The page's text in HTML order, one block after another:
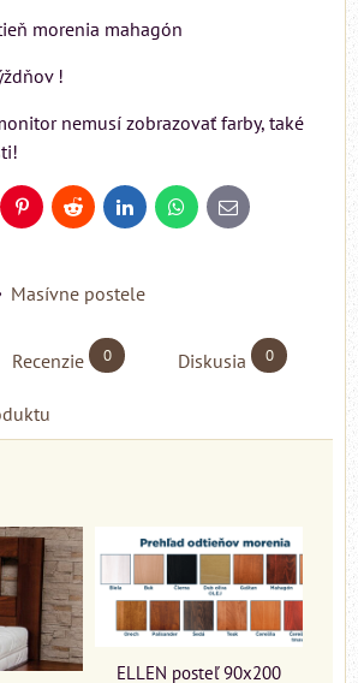
morenia mahagón
!
nemusí zobrazovať farby, také
PinterestReddit LinkedInWhatsApp
E-
mail
Masívne postele
Recenzie 0 Diskusia 0
ELLEN posteľ 90x200